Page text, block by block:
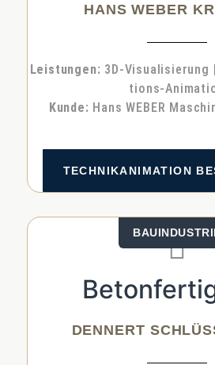
HANS WEBER
Leis­tun­gen: 3D-
ti­ons-
Kun­de: Hans WEBER
TECH­NIK­ANI­MA­TI­ON

DENNERT